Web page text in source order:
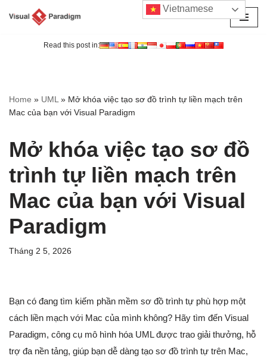
Read this post in:
Home » UML» Mở khóa việc tạo sơ đồ trình tự liền mạch trên
Mac của bạn với Visual Paradigm
Mở khóa việc tạo sơ đồ
trình tự liền mạch trên
Mac của bạn với Visual
Paradigm
Tháng 2 5, 2026
Bạn có đang tìm kiếm phần mềm sơ đồ trình tự phù hợp một
cách liền mạch với Mac của mình không? Hãy tìm đến Visual
Paradigm, công cụ mô hình hóa UML được trao giải thưởng, hỗ
trợ đa nền tảng, giúp bạn dễ dàng tạo sơ đồ trình tự trên Mac,
Vietnamese